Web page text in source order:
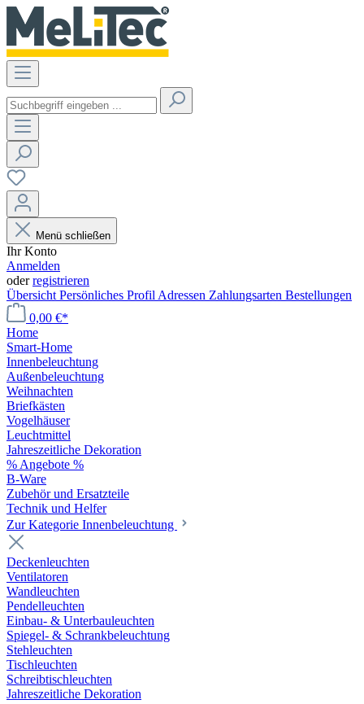
Menü schließen
Ihr Konto
Anmelden
oderregistrieren
Übersicht Persönliches Profil Adressen Zahlungsarten Bestellungen
0,00 €*
Home
Smart-Home
Innenbeleuchtung
Außenbeleuchtung
Weihnachten
Briefkästen
Vogelhäuser
Leuchtmittel
Jahreszeitliche Dekoration
% Angebote %
B-Ware
Zubehör und Ersatzteile
Technik und Helfer
Zur Kategorie Innenbeleuchtung
Deckenleuchten
Ventilatoren
Wandleuchten
Pendelleuchten
Einbau- & Unterbauleuchten
Spiegel- & Schrankbeleuchtung
Stehleuchten
Tischleuchten
Schreibtischleuchten
Jahreszeitliche Dekoration